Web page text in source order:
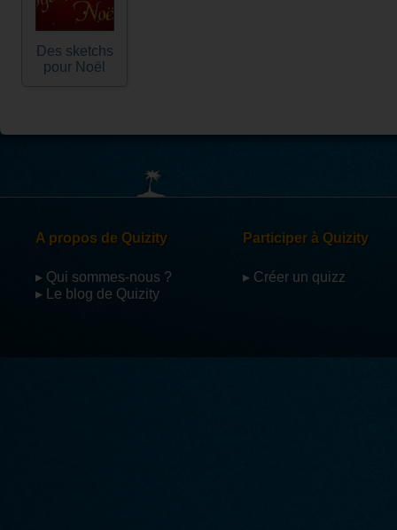
Des sketchs
pour Noël
A propos de Quizity
▸ Qui sommes-nous ?
▸ Le blog de Quizity
Participer à Quizity
▸ Créer un quizz